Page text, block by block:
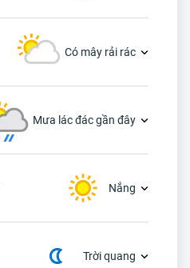
Có mây rải rác
Mưa lác đác gần đây
Nắng
Trời quang